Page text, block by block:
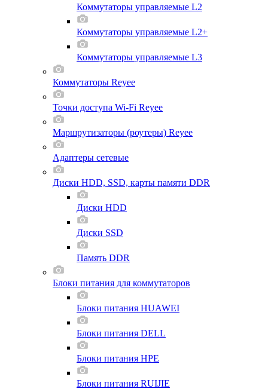
Коммутаторы управляемые L2
Коммутаторы управляемые L2+
Коммутаторы управляемые L3
Коммутаторы Reyee
Точки доступа Wi-Fi Reyee
Маршрутизаторы (роутеры) Reyee
Адаптеры сетевые
Диски HDD, SSD, карты памяти DDR
Диски HDD
Диски SSD
Память DDR
Блоки питания для коммутаторов
Блоки питания HUAWEI
Блоки питания DELL
Блоки питания HPE
Блоки питания RUIJIE